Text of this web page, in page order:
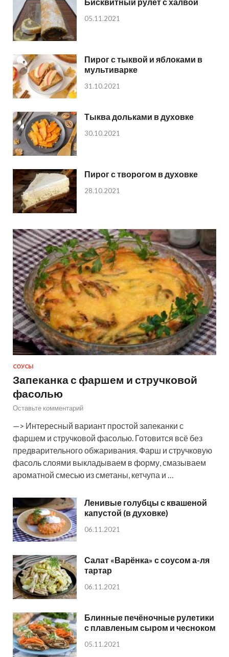
05.11.2021
Пирог с тыквой и яблоками в
мультиварке
31.10.2021
Тыква дольками в духовке
30.10.2021
Пирог с творогом в духовке
28.10.2021
СОУСЫ
Запеканка с фаршем и стручковой
фасолью
Оставьте комментарий
—> Интересный вариант простой запеканки с
фаршем и стручковой фасолью. Готовится всё без
предварительного обжаривания. Фарш и стручковую
фасоль слоями выкладываем в форму, смазываем
ароматной смесью из сметаны, кетчупа и …
Ленивые голубцы с квашеной
капустой (в духовке)
06.11.2021
Салат «Варёнка» с соусом а-ля
тартар
06.11.2021
Блинные печёночные рулетики
с плавленым сыром и чесноком
05.11.2021